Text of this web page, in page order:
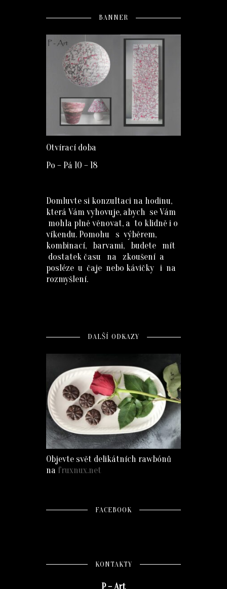
BANNER
Otvírací doba
Po – Pá 10 – 18
Domluvte si konzultaci na hodinu,
která Vám vyhovuje, abych se Vám
mohla plně věnovat, a to klidně i o
víkendu. Pomohu s výběrem,
kombinací, barvami, budete mít
dostatek času na zkoušení a
posléze u čaje nebo kávičky i na
rozmyšlení.
DALŠÍ ODKAZY
Objevte svět delikátních rawbónů
na fruxnux.net
FACEBOOK
KONTAKTY
P – Art